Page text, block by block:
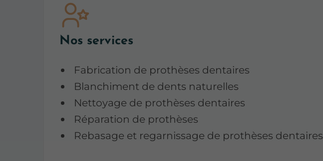
Nos services
Fabrication de prothèses dentaires
Blanchiment de dents naturelles
Nettoyage de prothèses dentaires
Réparation de prothèses
Rebasage et regarnissage de prothèses dentaires